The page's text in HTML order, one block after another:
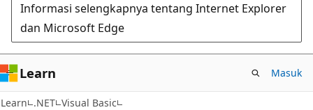
Informasi selengkapnya tentang Internet Explorer
dan Microsoft Edge
Learn Masuk
Learn .NET Visual Basic